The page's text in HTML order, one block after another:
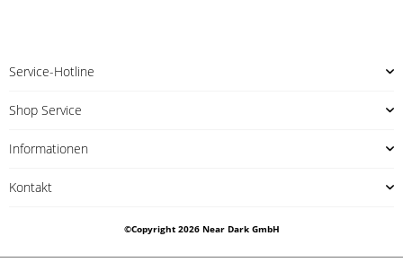
Service-Hotline
Shop Service
Informationen
Kontakt
©Copyright 2026 Near Dark GmbH